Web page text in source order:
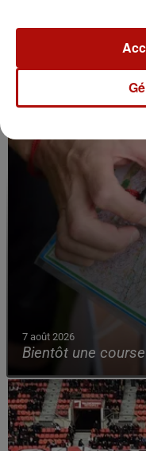
7 août 2026
Bientôt une